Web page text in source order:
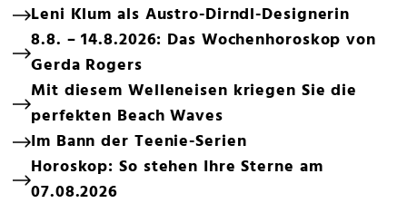
Leni Klum als Austro-Dirndl-Designerin
8.8. – 14.8.2026: Das Wochenhoroskop von
Gerda Rogers
Mit diesem Welleneisen kriegen Sie die
perfekten Beach Waves
Im Bann der Teenie-Serien
Horoskop: So stehen Ihre Sterne am
07.08.2026